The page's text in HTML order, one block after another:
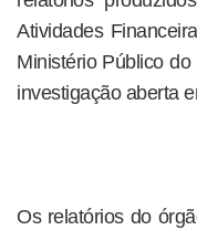
Atividades
Ministério Público
investigação aberta
Os relatórios do